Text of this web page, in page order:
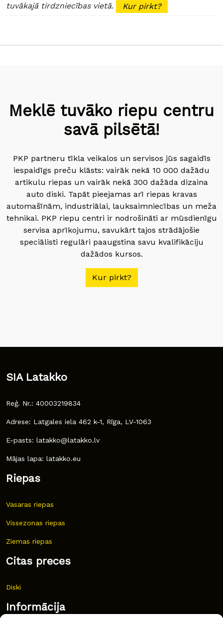
tuvākajā tirdzniecības vietā.
Kur pirkt?
Meklē tuvāko riepu centru
savā pilsētā!
PKP partneru tīkla veikalos un servisos jūs sagaidīs
iespaidīgs preču klāsts: vairāk nekā 10 000 dažādu
artikulu riepas un vairāk nekā 300 dažāda dizaina
auto diski. Tapāt pieejamas arī riepas kravas
automašīnām, industriālai, lauksaimniecības un meža
tehnikai. PKP riepu centri ir nodrošināti ar mūsdienīgu
servisa aprīkojumu, savukārt tajos strādājošie
speciālisti regulāri paaugstina savu kvalifikāciju
dažādos kursos.
Kur pirkt?
SIA Latakko
Reģ. Nr.: 40003219834
Adrese: Latgales iela 462 k-1, Rīga, LV-1063
E-pasts: latakko@latakko.lv
Mājas lapa: latakko.eu
Riepas
Vasaras riepas
Vissezonas riepas
Ziemas riepas
Citas preces
Diski
Informācija